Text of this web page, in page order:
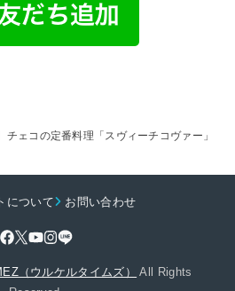
チェコの定番料理「スヴィーチコヴァー」
について お問い合わせ
（ウルケルタイムズ）
All Rights